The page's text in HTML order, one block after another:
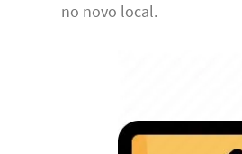
no novo local.